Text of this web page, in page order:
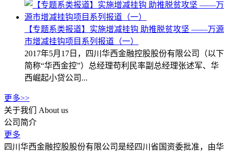
【专题系类报道】实施增减挂钩 助推脱贫攻坚 ——万源
市增减挂钩项目系列报道（一）
2017年5月17日，四川华西金融控股股份有限公司（以下
简称“华西金控”）总经理苟利民率副总经理张述军、华
西崛起小贷公司...
更多>>
关于我们
About us
公司简介
更多
四川华西金融控股股份有限公司是经四川省国资委批准，由华